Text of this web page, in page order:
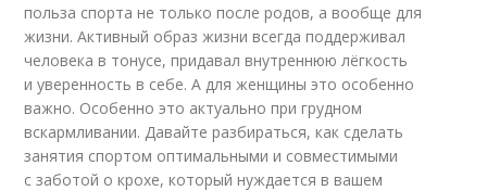
польза спорта не только после родов, а вообще для
жизни. Активный образ жизни всегда поддерживал
человека в тонусе, придавал внутреннюю лёгкость
и уверенность в себе. А для женщины это особенно
важно. Особенно это актуально при грудном
вскармливании. Давайте разбираться, как сделать
занятия спортом оптимальными и совместимыми
с заботой о крохе, который нуждается в вашем